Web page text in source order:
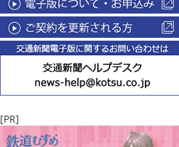
[PR]